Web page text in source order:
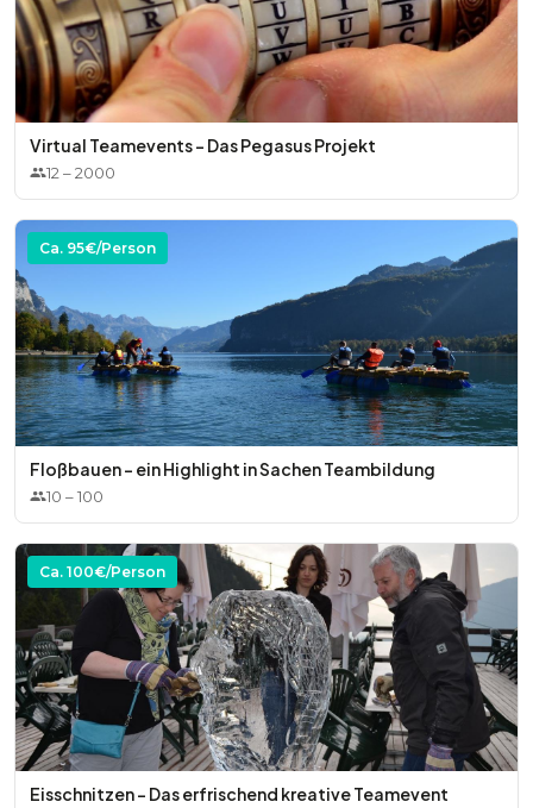
Virtual Teamevents - Das Pegasus Projekt
12 –2000
Ca. 95€/Person
Floßbauen - ein Highlight in Sachen Teambildung
10 –100
Ca. 100€/Person
Eisschnitzen - Das erfrischend kreative Teamevent